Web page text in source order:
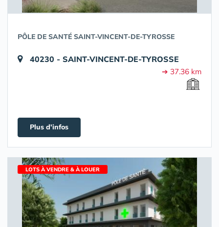
PÔLE DE SANTÉ SAINT-VINCENT-DE-TYROSSE
40230 - SAINT-VINCENT-DE-TYROSSE
➔ 37.36 km
Plus d'infos
LOTS À VENDRE & À LOUER